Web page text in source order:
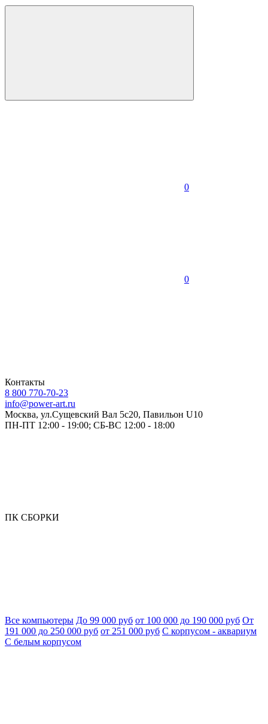
0
0
Контакты
8 800 770-70-23
info@power-art.ru
Москва, ул.Сущевский Вал 5с20, Павильон U10
ПН-ПТ 12:00 - 19:00; СБ-ВС 12:00 - 18:00
ПК СБОРКИ
Все компьютеры До 99 000 руб от 100 000 до 190 000 руб От
191 000 до 250 000 руб от 251 000 руб С корпусом - аквариум
С белым корпусом